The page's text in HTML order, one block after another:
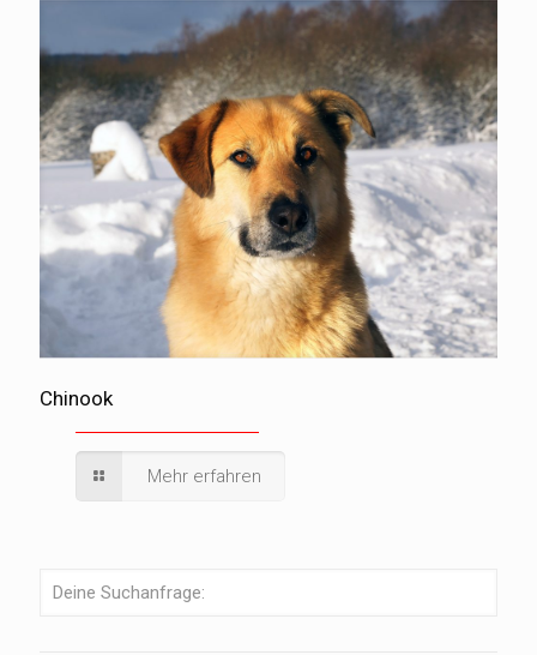
Chinook
Mehr erfahren